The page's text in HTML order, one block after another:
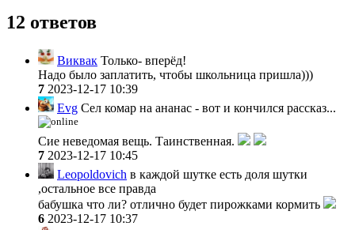
12 ответов
Виквак Только- вперёд!
Надо было заплатить, чтобы школьница пришла)))
7 2023-12-17 10:39
Evg Сел комар на ананас - вот и кончился рассказ...
Сие неведомая вещь. Таинственная.
7 2023-12-17 10:45
Leopoldovich в каждой шутке есть доля шутки
,остальное все правда
бабушка что ли? отлично будет пирожками кормить
6 2023-12-17 10:37